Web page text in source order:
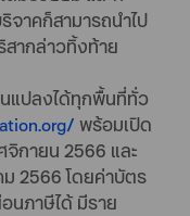
จาคก็สามารถนำไป
ากล่าวทิ้งท้าย
แปลงได้ทุกพื้นที่ทั่ว
พร้อมเปิด
กายน 2566 และ
2566 โดยค่าบัตร
นภาษีได้ มีราย